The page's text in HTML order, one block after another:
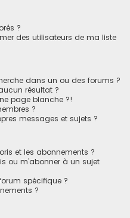
?
des utilisateurs de ma liste
dans un ou des forums ?
résultat ?
page blanche ?!
?
messages et sujets ?
et les abonnements ?
ou m’abonner à un sujet
spécifique ?
?